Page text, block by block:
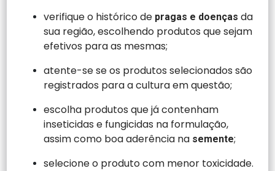
verifique o histórico de pragas e doenças da
sua região, escolhendo produtos que sejam
efetivos para as mesmas;
atente-se se os produtos selecionados são
registrados para a cultura em questão;
escolha produtos que já contenham
inseticidas e fungicidas na formulação,
assim como boa aderência na semente;
selecione o produto com menor toxicidade.